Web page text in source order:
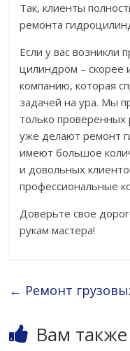
Так, клиенты
ремонта
Если у вас возникли
цилиндром – скорее
компанию, которая
задачей на ура. Мы
только проверенных
уже делают ремонт
имеют большое
и довольных
профессиональные
Доверьте свое
рукам мастера!
← Ремонт
Вам